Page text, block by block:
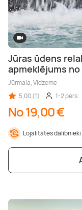
Jūras ūdens
apmeklējums no
Jūrmala, Vidzeme
5,00 (1)
1-2 pers.
No 19,00 €
Lojalitātes dalībnieki